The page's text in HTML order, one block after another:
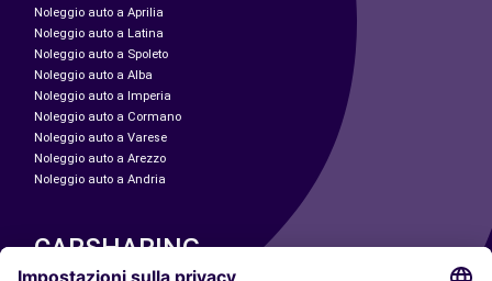
Noleggio auto a Aprilia
Noleggio auto a Latina
Noleggio auto a Spoleto
Noleggio auto a Alba
Noleggio auto a Imperia
Noleggio auto a Cormano
Noleggio auto a Varese
Noleggio auto a Arezzo
Noleggio auto a Andria
CARSHARING